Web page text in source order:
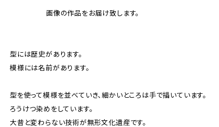
画像の作品をお届け致します。
型には歴史があります。
模様には名前があります。
型を使って模様を並べていき、細かいところは手で描いています。
ろうけつ染めをしています。
大昔と変わらない技術が無形文化遺産です。